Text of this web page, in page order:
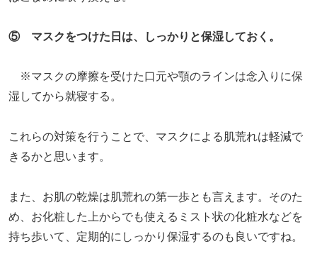
⑤ マスクをつけた日は、しっかりと保湿しておく。
※マスクの摩擦を受けた口元や顎のラインは念入りに保
湿してから就寝する。
これらの対策を行うことで、マスクによる肌荒れは軽減で
きるかと思います。
また、お肌の乾燥は肌荒れの第一歩とも言えます。そのた
め、お化粧した上からでも使えるミスト状の化粧水などを
持ち歩いて、定期的にしっかり保湿するのも良いですね。